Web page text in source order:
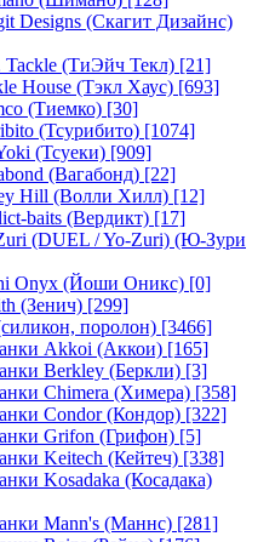
Designs (Скагит Дизайнс)
(ТиЭйч Текл) [21]
House (Тэкл Хаус) [693]
(Тиемко) [30]
(Тсурибито) [1074]
(Тсуеки) [909]
(Вагабонд) [22]
Hill (Волли Хилл) [12]
baits (Вердикт) [17]
(DUEL / Yo-Zuri) (Ю-Зури
Onyx (Йоши Оникс) [0]
(Зенич) [299]
поролон) [3466]
Akkoi (Аккои) [165]
Berkley (Беркли) [3]
Chimera (Химера) [358]
Condor (Кондор) [322]
Grifon (Грифон) [5]
Keitech (Кейтеч) [338]
Kosadaka (Косадака)
Mann's (Маннс) [281]